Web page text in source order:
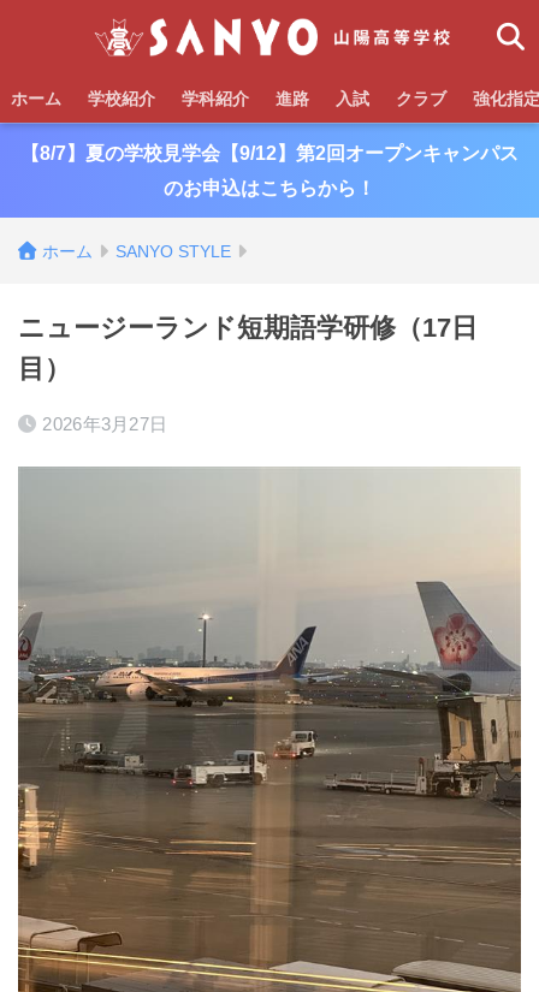
ホーム 学校紹介 学科紹介 進路 入試 クラブ 強化指
【8/7】夏の学校見学会【9/12】第2回オープンキャンパス
のお申込はこちらから！
ホーム SANYO STYLE
ニュージーランド短期語学研修（17日
目）
2026年3月27日